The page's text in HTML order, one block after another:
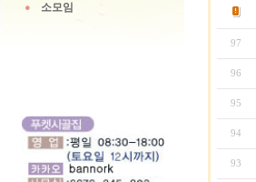
소모임
97
96
95
94
93